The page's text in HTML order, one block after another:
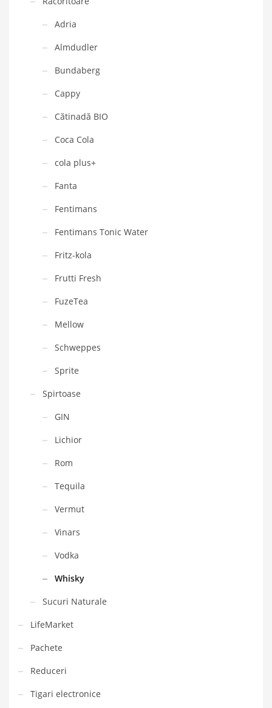
Adria
Almdudler
Bundaberg
Cappy
Cătinadă BIO
Coca Cola
cola plus+
Fanta
Fentimans
Fentimans Tonic Water
Fritz-kola
Frutti Fresh
FuzeTea
Mellow
Schweppes
Sprite
Spirtoase
GIN
Lichior
Rom
Tequila
Vermut
Vinars
Vodka
Whisky
Sucuri Naturale
LifeMarket
Pachete
Reduceri
Tigari electronice